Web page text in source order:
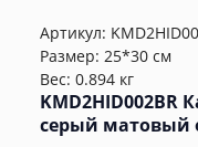
Артикул:
Размер: 25*30 см
Вес: 0.894 кг
KMD2HID002BR
серый матовый